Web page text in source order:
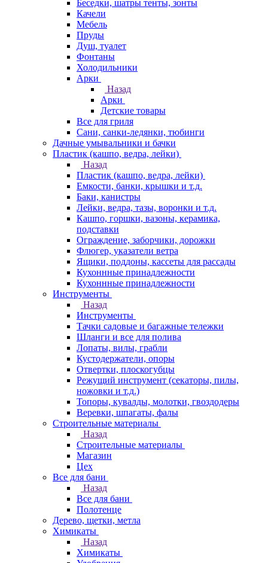
Беседки, шатры тенты, зонты
Качели
Мебель
Пруды
Душ, туалет
Фонтаны
Холодильники
Арки
Назад
Арки
Детские товары
Все для гриля
Сани, санки-ледянки, тюбинги
Дачные умывальники и бачки
Пластик (кашпо, ведра, лейки)
Назад
Пластик (кашпо, ведра, лейки)
Емкости, банки, крышки и т.д.
Баки, канистры
Лейки, ведра, тазы, воронки и т.д.
Кашпо, горшки, вазоны, керамика,
подставки
Ограждение, заборчики, дорожки
Флюгер, указатели ветра
Ящики, поддоны, кассеты для рассады
Кухоннные принадлежности
Кухоннные принадлежности
Инструменты
Назад
Инструменты
Тачки садовые и багажные тележки
Шланги и все для полива
Лопаты, вилы, грабли
Кустодержатели, опоры
Отвертки, плоскогубцы
Режущий инструмент (секаторы, пилы,
ножовки и т.д.)
Топоры, кувалды, молотки, гвоздодеры
Веревки, шпагаты, фалы
Строительные материалы
Назад
Строительные материалы
Магазин
Цех
Все для бани
Назад
Все для бани
Полотенце
Дерево, щетки, метла
Химикаты
Назад
Химикаты